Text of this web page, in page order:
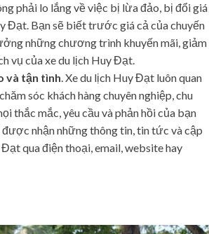
phải lo lắng về việc bị lừa đảo, bị đổi giá
Đạt. Bạn sẽ biết trước giá cả của chuyến
những chương trình khuyến mãi, giảm
vụ của xe du lịch Huy Đạt.
và tận tình. Xe du lịch Huy Đạt luôn quan
sóc khách hàng chuyên nghiệp, chu
thắc mắc, yêu cầu và phản hồi của bạn
nhận những thông tin, tin tức và cập
qua điện thoại, email, website hay